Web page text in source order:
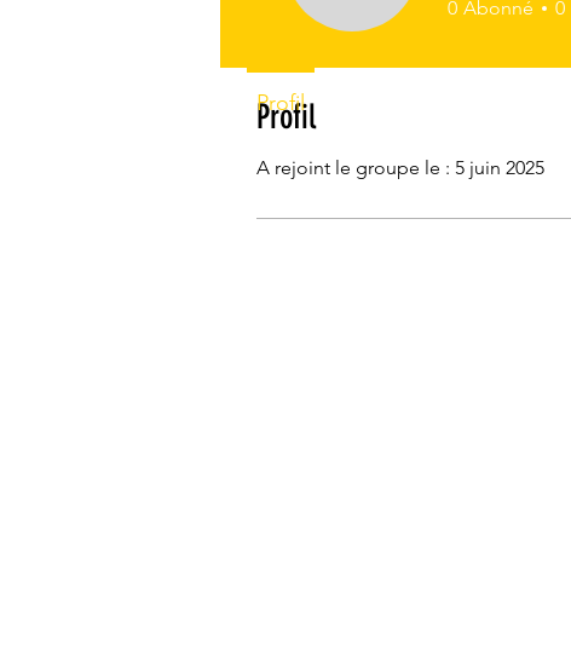
Profil
A rejoint le groupe le : 5 juin 2025
0 Abonné 0
Profil